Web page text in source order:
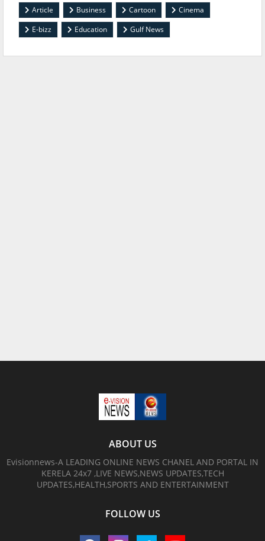
Article Business Cartoon
Cinema
E-bizz
Education Gulf News
ABOUT US
Evisionnews-A LEADING ONLINE NEWS CHANEL AND PORTAL IN
KERELA 24x7 ,LIVE NEWS,NEWS UPDATES,TECH
UPDATES,HEALTH,SPORTS AND ENTERTAINMENT
FOLLOW US